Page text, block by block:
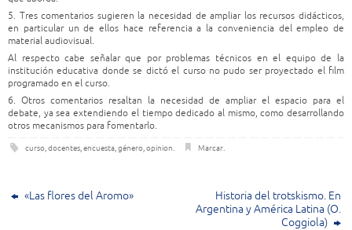
5. Tres comentarios sugieren la necesidad de ampliar los recursos didácticos,
en particular un de ellos hace referencia a la conveniencia del empleo de
material audiovisual.
Al respecto cabe señalar que por problemas técnicos en el equipo de la
institución educativa donde se dictó el curso no pudo ser proyectado el film
programado en el curso.
6. Otros comentarios resaltan la necesidad de ampliar el espacio para el
debate, ya sea extendiendo el tiempo dedicado al mismo, como desarrollando
otros mecanismos para fomentarlo.
curso,docentes,encuesta,género,opinion. Marcar.
«Las flores del Aromo»
Historia del trotskismo. En
Argentina y América Latina (O.
Coggiola)